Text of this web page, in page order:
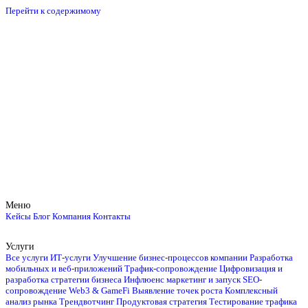
Перейти к содержимому
Меню
Кейсы Блог Компания Контакты
Услуги
Все услуги ИТ-услуги Улучшение бизнес-процессов компании Разработка
мобильных и веб-приложений Трафик-сопровождение Цифровизация и
разработка стратегии бизнеса Инфлюенс маркетинг и запуск SEO-
сопровождение Web3 & GameFi Выявление точек роста Комплексный
анализ рынка Трендвотчинг Продуктовая стратегия Тестирование трафика